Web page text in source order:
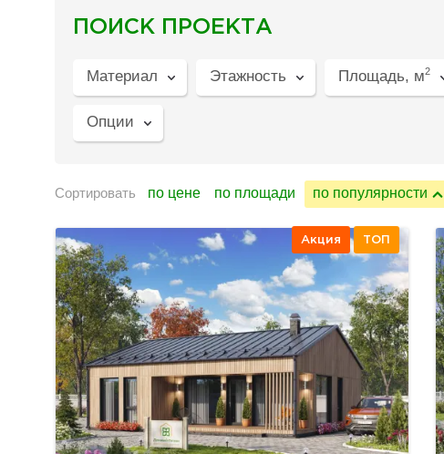
ПОИСК ПРОЕКТА
Материал Этажность Площадь, м2
Опции
Сортировать по цене по площади по популярности
Акция ТОП